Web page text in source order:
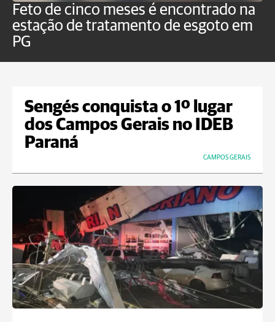
Feto de cinco meses é encontrado na
estação de tratamento de esgoto em
PG
Sengés conquista o 1º lugar
dos Campos Gerais no IDEB
Paraná
CAMPOS GERAIS